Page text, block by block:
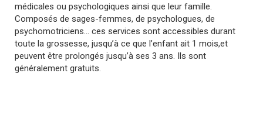
médicales ou psychologiques ainsi que leur famille.
Composés de sages-femmes, de psychologues, de
psychomotriciens… ces services sont accessibles durant
toute la grossesse, jusqu’à ce que l’enfant ait 1 mois,et
peuvent être prolongés jusqu’à ses 3 ans. Ils sont
généralement gratuits.